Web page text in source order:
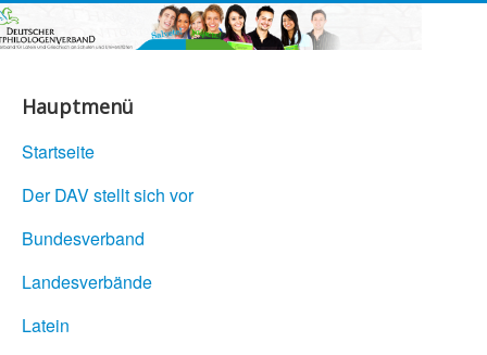
Hauptmenü
Startseite
Der DAV stellt sich vor
Bundesverband
Landesverbände
Latein